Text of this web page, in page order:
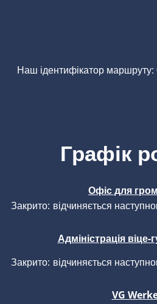
Наш ідентифікатор
Графік
Офіс для
Натисніть, щоб приховати інші
Закрито: відчиняється
Адміністрація
Натисніть, щоб приховати інші
Закрито: відчиняється
VG